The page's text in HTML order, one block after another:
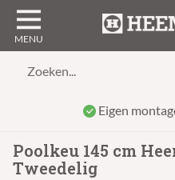
Zoeken...
Eigen
Poolkeu 145 cm
Tweedelig